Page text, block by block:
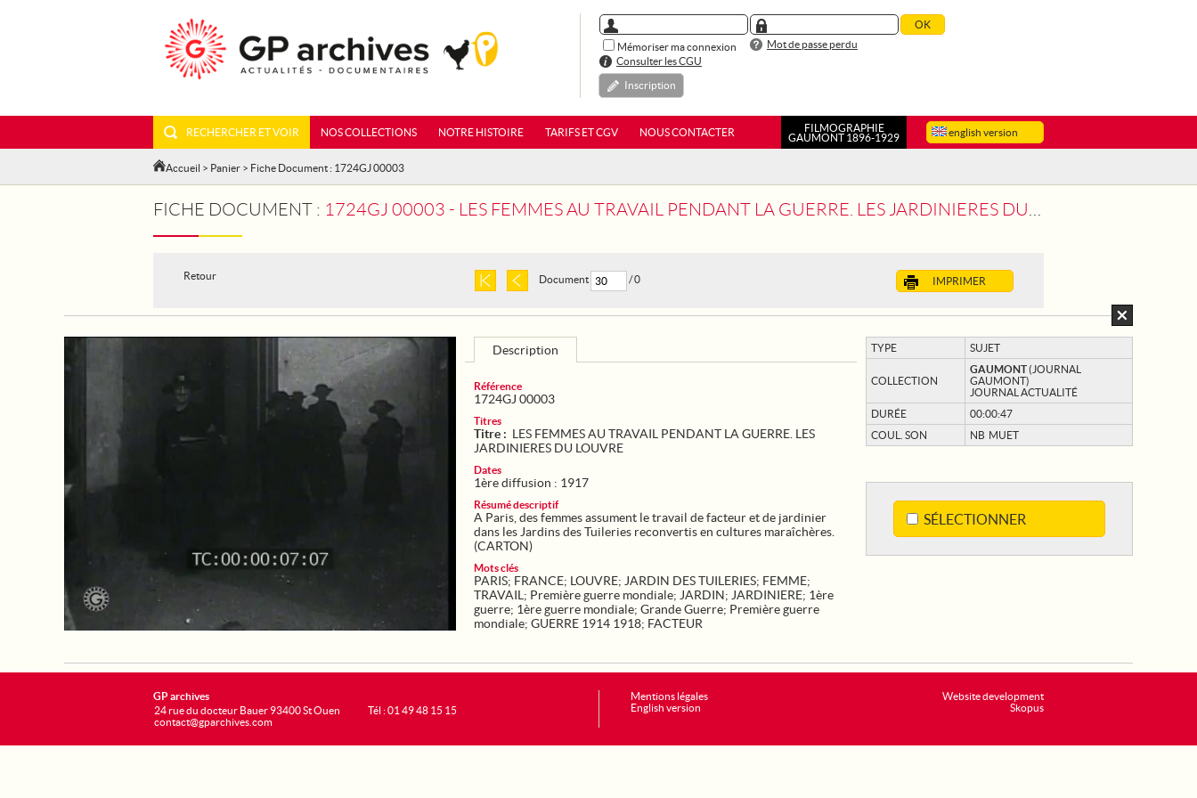
Mémoriser ma connexion
Mot de passe perdu
Consulter les CGU
Inscription
english version
RECHERCHER ET VOIR NOS COLLECTIONS NOTRE HISTOIRE TARIFS ET CGV NOUS CONTACTER
FILMOGRAPHIE
GAUMONT 1896-1929
Accueil > Panier > Fiche Document : 1724GJ 00003
FICHE DOCUMENT : 1724GJ 00003 - LES FEMMES AU TRAVAIL PENDANT LA GUERRE. LES JARDINIERES DU LOUVRE
Retour IMPRIMER
Document / 0
TYPE SUJET
COLLECTION
GAUMONT(JOURNAL
GAUMONT)
JOURNAL ACTUALITÉ
DURÉE
00:00:47
COUL. SON
NB MUET
SÉLECTIONNER
Description
Référence
1724GJ 00003
Titres
Titre : LES FEMMES AU TRAVAIL PENDANT LA GUERRE. LES
JARDINIERES DU LOUVRE
Dates
1ère diffusion : 1917
Résumé descriptif
A Paris, des femmes assument le travail de facteur et de jardinier
dans les Jardins des Tuileries reconvertis en cultures maraîchères.
(CARTON)
Mots clés
PARIS; FRANCE; LOUVRE; JARDIN DES TUILERIES; FEMME;
TRAVAIL ; Première guerre mondiale; JARDIN; JARDINIERE; 1ère
guerre; 1ère guerre mondiale; Grande Guerre; Première guerre
mondiale; GUERRE 1914 1918; FACTEUR
Website development
Skopus
GP archives
24 rue du docteur Bauer 93400 St Ouen
contact@gparchives.com
Tél : 01 49 48 15 15
Mentions légales
English version